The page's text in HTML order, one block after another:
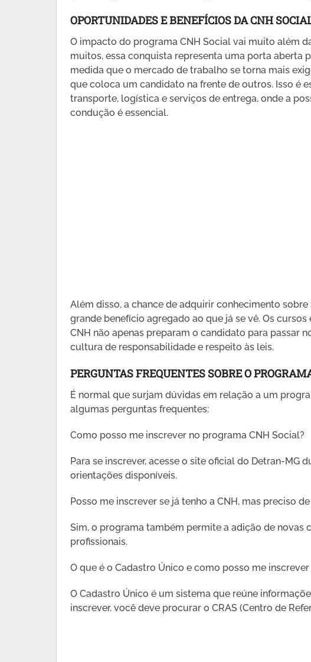
OPORTUNIDADES E BENEFÍCIOS DA CNH
O impacto do programa CNH Social vai muito além
muitos, essa conquista representa uma porta aberta
medida que o mercado de trabalho se torna mais
que coloca um candidato na frente de outros. Isso é
transporte, logística e serviços de entrega, onde a
condução é essencial.
Além disso, a chance de adquirir conhecimento
grande benefício agregado ao que já se vê. Os
CNH não apenas preparam o candidato para passar
cultura de responsabilidade e respeito às leis.
PERGUNTAS FREQUENTES SOBRE O
É normal que surjam dúvidas em relação a um
algumas perguntas frequentes:
Como posso me inscrever no programa CNH Social?
Para se inscrever, acesse o site oficial do Detran-MG
orientações disponíveis.
Posso me inscrever se já tenho a CNH, mas preciso
Sim, o programa também permite a adição de novas
profissionais.
O que é o Cadastro Único e como posso me inscrever
O Cadastro Único é um sistema que reúne
inscrever, você deve procurar o CRAS (Centro de